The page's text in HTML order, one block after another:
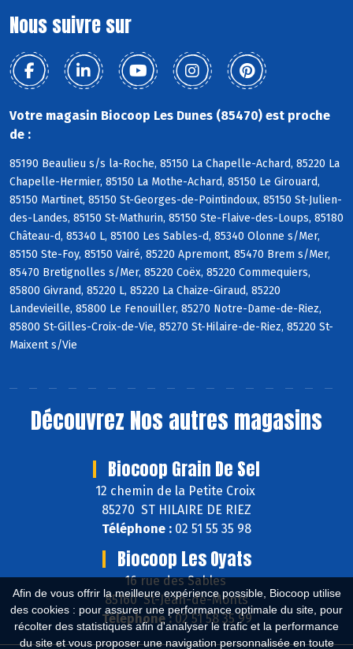
Afin de vous offrir la meilleure expérience possible, Biocoop utilise
des cookies : pour assurer une performance optimale du site, pour
récolter des statistiques afin d'analyser le trafic et la performance
du site et vous proposer une navigation personnalisée en toute
Nous suivre sur
Votre magasin Biocoop Les Dunes (85470) est proche
de :
85190 Beaulieu s/s la-Roche, 85150 La Chapelle-Achard, 85220 La
Chapelle-Hermier, 85150 La Mothe-Achard, 85150 Le Girouard,
85150 Martinet, 85150 St-Georges-de-Pointindoux, 85150 St-Julien-
des-Landes, 85150 St-Mathurin, 85150 Ste-Flaive-des-Loups, 85180
Château-d, 85340 L, 85100 Les Sables-d, 85340 Olonne s/Mer,
85150 Ste-Foy, 85150 Vairé, 85220 Apremont, 85470 Brem s/Mer,
85470 Bretignolles s/Mer, 85220 Coëx, 85220 Commequiers,
85800 Givrand, 85220 L, 85220 La Chaize-Giraud, 85220
Landevieille, 85800 Le Fenouiller, 85270 Notre-Dame-de-Riez,
85800 St-Gilles-Croix-de-Vie, 85270 St-Hilaire-de-Riez, 85220 St-
Maixent s/Vie
Découvrez Nos autres magasins
Biocoop Grain De Sel
12 chemin de la Petite Croix
85270 ST HILAIRE DE RIEZ
Téléphone : 02 51 55 35 98
Biocoop Les Oyats
16 rue des Sables
85160 St-Jean-de-Monts
Téléphone :02 51 58 35 99